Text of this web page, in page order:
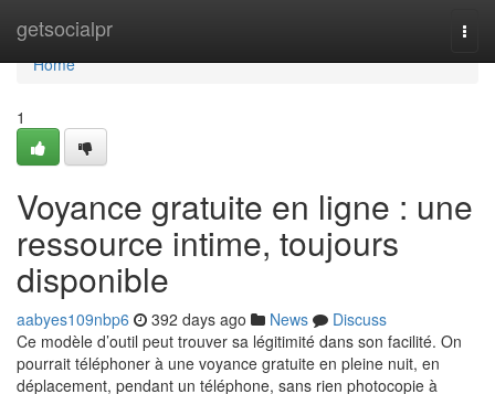
getsocialpr
Home
Home
1
Voyance gratuite en ligne : une
ressource intime, toujours
disponible
aabyes109nbp6 392 days ago News
Discuss
Ce modèle d’outil peut trouver sa légitimité dans son facilité. On
pourrait téléphoner à une voyance gratuite en pleine nuit, en
déplacement, pendant un téléphone, sans rien photocopie à